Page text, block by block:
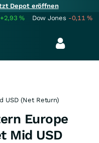
Depot eröffnen
+2,93% Dow Jones -0,11%
USD (Net Return)
Europe
Mid USD